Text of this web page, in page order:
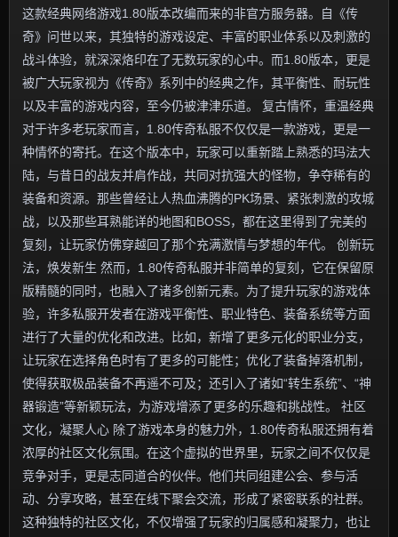
这款经典网络游戏1.80版本改编而来的非官方服务器。自《传
奇》问世以来，其独特的游戏设定、丰富的职业体系以及刺激的
战斗体验，就深深烙印在了无数玩家的心中。而1.80版本，更是
被广大玩家视为《传奇》系列中的经典之作，其平衡性、耐玩性
以及丰富的游戏内容，至今仍被津津乐道。 复古情怀，重温经典
对于许多老玩家而言，1.80传奇私服不仅仅是一款游戏，更是一
种情怀的寄托。在这个版本中，玩家可以重新踏上熟悉的玛法大
陆，与昔日的战友并肩作战，共同对抗强大的怪物，争夺稀有的
装备和资源。那些曾经让人热血沸腾的PK场景、紧张刺激的攻城
战，以及那些耳熟能详的地图和BOSS，都在这里得到了完美的
复刻，让玩家仿佛穿越回了那个充满激情与梦想的年代。 创新玩
法，焕发新生 然而，1.80传奇私服并非简单的复刻，它在保留原
版精髓的同时，也融入了诸多创新元素。为了提升玩家的游戏体
验，许多私服开发者在游戏平衡性、职业特色、装备系统等方面
进行了大量的优化和改进。比如，新增了更多元化的职业分支，
让玩家在选择角色时有了更多的可能性；优化了装备掉落机制，
使得获取极品装备不再遥不可及；还引入了诸如“转生系统”、“神
器锻造”等新颖玩法，为游戏增添了更多的乐趣和挑战性。 社区
文化，凝聚人心 除了游戏本身的魅力外，1.80传奇私服还拥有着
浓厚的社区文化氛围。在这个虚拟的世界里，玩家之间不仅仅是
竞争对手，更是志同道合的伙伴。他们共同组建公会、参与活
动、分享攻略，甚至在线下聚会交流，形成了紧密联系的社群。
这种独特的社区文化，不仅增强了玩家的归属感和凝聚力，也让